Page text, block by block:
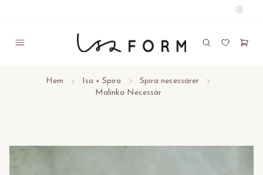
Hem Isa + Spira
Spira necessärer
Malinka Necessär